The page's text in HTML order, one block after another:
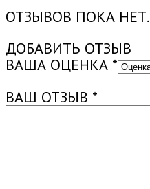
ОТЗЫВОВ ПОКА НЕТ.
ДОБАВИТЬ ОТЗЫВ
ВАША ОЦЕНКА *
ВАШ ОТЗЫВ *